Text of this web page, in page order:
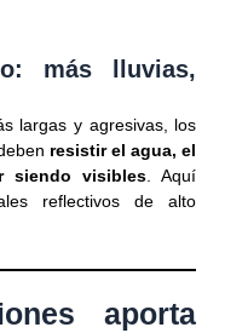
más lluvias,
largas y agresivas, los
resistir el agua, el
siendo visibles . Aquí
reflectivos de alto
aporta